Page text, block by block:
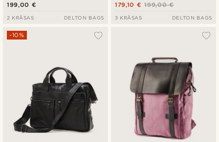
199,00 €
2 KRĀSAS DELTON BAGS
199,00 €
179,10 €
3 KRĀSAS DELTON BAGS
-10%